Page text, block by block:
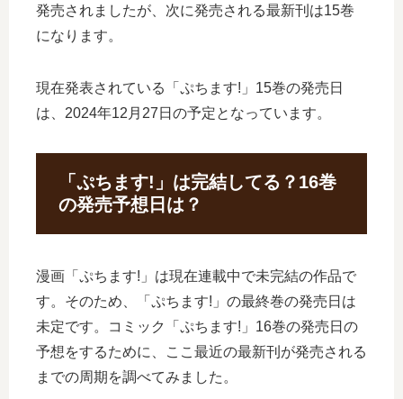
発売されましたが、次に発売される最新刊は15巻
になります。
現在発表されている「ぷちます!」15巻の発売日
は、2024年12月27日の予定となっています。
「ぷちます!」は完結してる？16巻
の発売予想日は？
漫画「ぷちます!」は現在連載中で未完結の作品で
す。そのため、「ぷちます!」の最終巻の発売日は
未定です。コミック「ぷちます!」16巻の発売日の
予想をするために、ここ最近の最新刊が発売される
までの周期を調べてみました。